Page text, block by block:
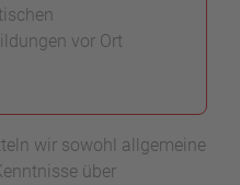
vor Ort
wir sowohl allgemeine
über